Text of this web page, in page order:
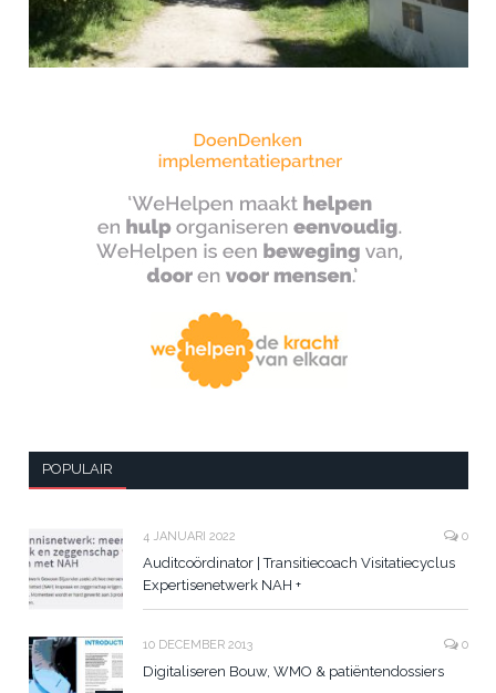
POPULAIR
4 JANUARI 2022 0
Auditcoördinator | Transitiecoach Visitatiecyclus
Expertisenetwerk NAH +
10 DECEMBER 2013 0
Digitaliseren Bouw, WMO & patiëntendossiers